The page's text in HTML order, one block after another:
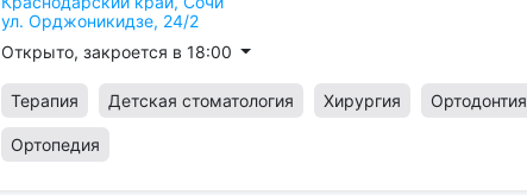
ул. Орджоникидзе, 24/2
Открыто, закроется в 18:00
Терапия Детская стоматология Хирургия Ортодонтия
Ортопедия